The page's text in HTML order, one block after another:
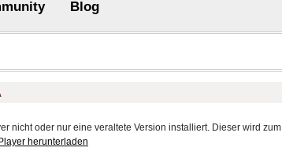
Blog
nicht oder nur eine veraltete Version installiert. Dieser wird zum
herunterladen